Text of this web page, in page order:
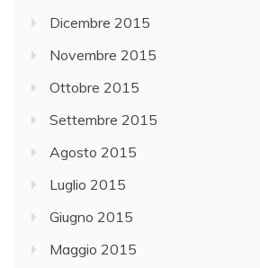
Dicembre 2015
Novembre 2015
Ottobre 2015
Settembre 2015
Agosto 2015
Luglio 2015
Giugno 2015
Maggio 2015